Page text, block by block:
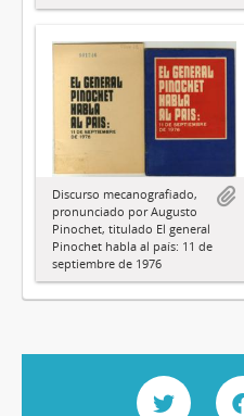
Discurso mecanografiado,
pronunciado por Augusto
Pinochet, titulado El general
Pinochet habla al país: 11 de
septiembre de 1976